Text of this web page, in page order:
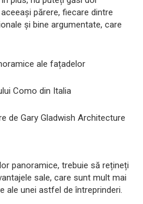
părere, fiecare dintre
și bine argumentate, care
ale fațadelor
Como din Italia
de Gary Gladwish Architecture
panoramice, trebuie să rețineți
sale, care sunt mult mai
ale unei astfel de întreprinderi.